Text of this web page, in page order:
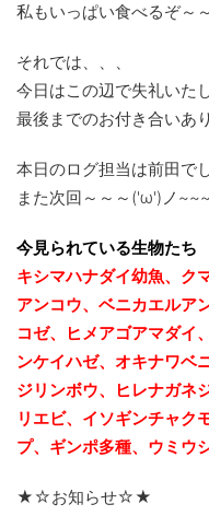
私もいっぱい食べるぞ～
それでは、、、
今日はこの辺で失礼いた
最後までのお付き合いあ
本日のログ担当は前田で
また次回～～～('ω')ノ~~~
今見られている生物たち
キシマハナダイ幼魚、ク
アンコウ、ベニカエルア
コゼ、ヒメアゴアマダイ
ンケイハゼ、オキナワベ
ジリンボウ、ヒレナガネ
リエビ、 イソギンチャク
プ、ギンポ多種、 ウミウ
★☆お知らせ☆★